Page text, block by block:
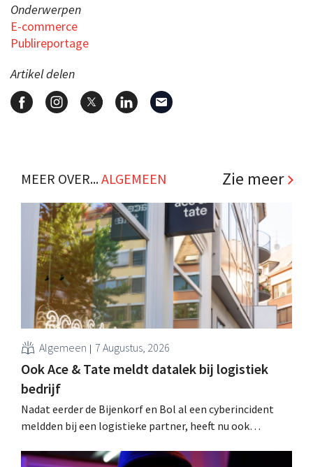
Onderwerpen
E-commerce
Publireportage
Artikel delen
MEER OVER...ALGEMEEN Zie meer
Algemeen 7 Augustus, 2026
Ook Ace & Tate meldt datalek bij logistiek
bedrijf
Nadat eerder de Bijenkorf en Bol al een cyberincident
meldden bij een logistieke partner, heeft nu ook
datalek. Financiële gegevens, gebruikersnamen en